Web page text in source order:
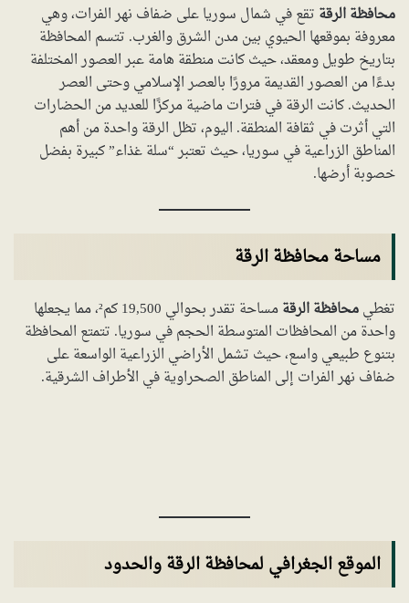
محافظة الرقة تقع في شمال سوريا على ضفاف نهر الفرات، وهي
معروفة بموقعها الحيوي بين مدن الشرق والغرب. تتسم المحافظة
بتاريخ طويل ومعقد، حيث كانت منطقة هامة عبر العصور المختلفة
بدءًا من العصور القديمة مرورًا بالعصر الإسلامي وحتى العصر
الحديث. كانت الرقة في فترات ماضية مركزًا للعديد من الحضارات
التي أثرت في ثقافة المنطقة. اليوم، تظل الرقة واحدة من أهم
المناطق الزراعية في سوريا، حيث تعتبر “سلة غذاء” كبيرة بفضل
خصوبة أرضها.
مساحة محافظة الرقة
تغطيمحافظة الرقة
مساحة تقدر بحوالي 19,500 كم²، مما يجعلها
واحدة من المحافظات المتوسطة الحجم في سوريا. تتمتع المحافظة
بتنوع طبيعي واسع، حيث تشمل الأراضي الزراعية الواسعة على
ضفاف نهر الفرات إلى المناطق الصحراوية في الأطراف الشرقية.
الموقع الجغرافي لمحافظة الرقة والحدود